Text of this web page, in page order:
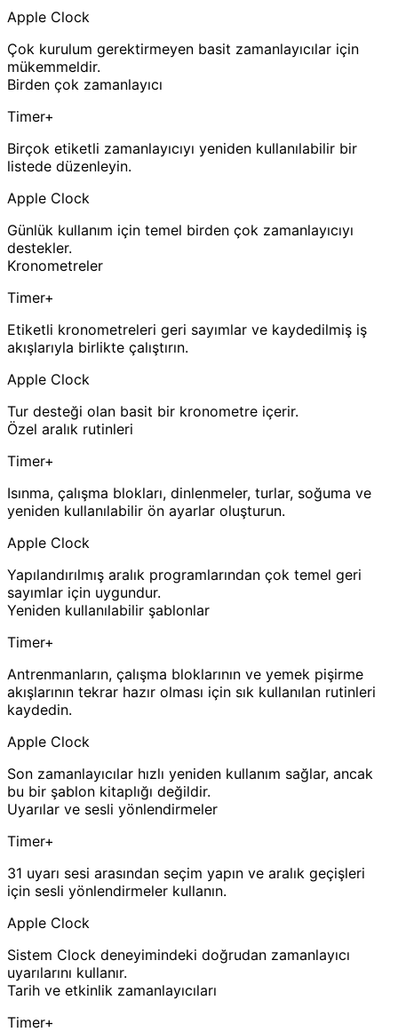
Apple Clock
Çok kurulum gerektirmeyen basit zamanlayıcılar için
mükemmeldir.
Birden çok zamanlayıcı
Timer+
Birçok etiketli zamanlayıcıyı yeniden kullanılabilir bir
listede düzenleyin.
Apple Clock
Günlük kullanım için temel birden çok zamanlayıcıyı
destekler.
Kronometreler
Timer+
Etiketli kronometreleri geri sayımlar ve kaydedilmiş iş
akışlarıyla birlikte çalıştırın.
Apple Clock
Tur desteği olan basit bir kronometre içerir.
Özel aralık rutinleri
Timer+
Isınma, çalışma blokları, dinlenmeler, turlar, soğuma ve
yeniden kullanılabilir ön ayarlar oluşturun.
Apple Clock
Yapılandırılmış aralık programlarından çok temel geri
sayımlar için uygundur.
Yeniden kullanılabilir şablonlar
Timer+
Antrenmanların, çalışma bloklarının ve yemek pişirme
akışlarının tekrar hazır olması için sık kullanılan rutinleri
kaydedin.
Apple Clock
Son zamanlayıcılar hızlı yeniden kullanım sağlar, ancak
bu bir şablon kitaplığı değildir.
Uyarılar ve sesli yönlendirmeler
Timer+
31 uyarı sesi arasından seçim yapın ve aralık geçişleri
için sesli yönlendirmeler kullanın.
Apple Clock
Sistem Clock deneyimindeki doğrudan zamanlayıcı
uyarılarını kullanır.
Tarih ve etkinlik zamanlayıcıları
Timer+